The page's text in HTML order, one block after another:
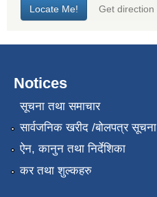
Notices
सूचना तथा समाचार
सार्वजनिक खरीद /बोलपत्र सूचना
ऐन, कानुन तथा निर्देशिका
कर तथा शुल्कहरु